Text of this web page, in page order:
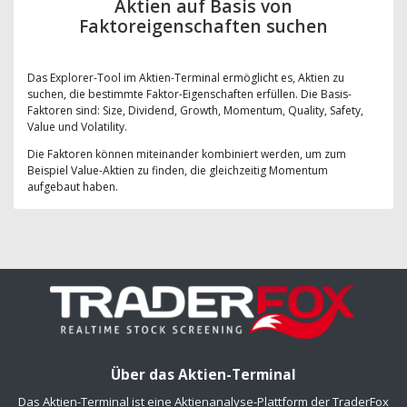
Aktien auf Basis von
Faktoreigenschaften suchen
Das Explorer-Tool im Aktien-Terminal ermöglicht es, Aktien zu
suchen, die bestimmte Faktor-Eigenschaften erfüllen. Die Basis-
Faktoren sind: Size, Dividend, Growth, Momentum, Quality, Safety,
Value und Volatility.
Die Faktoren können miteinander kombiniert werden, um zum
Beispiel Value-Aktien zu finden, die gleichzeitig Momentum
aufgebaut haben.
Über das Aktien-Terminal
Das Aktien-Terminal ist eine Aktienanalyse-Plattform der TraderFox